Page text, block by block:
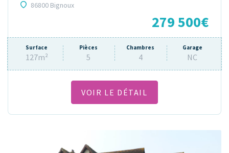
86800 Bignoux
279 500€
Surface
127m²
Pièces
5
Chambres
4
Garage
NC
VOIR LE DÉTAIL